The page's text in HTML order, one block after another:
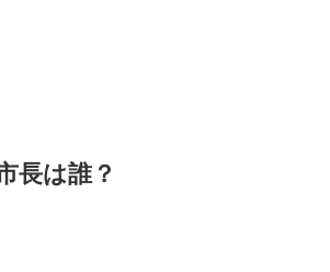
長は誰？